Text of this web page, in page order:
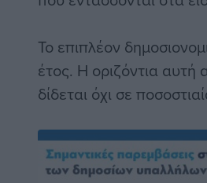
Το επιπλέον
έτος. Η οριζόντια
δίδεται όχι σε